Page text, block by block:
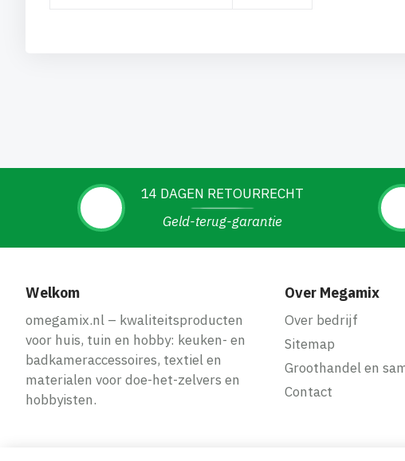
14 DAGEN RETOURRECHT
Geld-terug-garantie
Welkom
omegamix.nl – kwaliteitsproducten
voor huis, tuin en hobby: keuken- en
badkameraccessoires, textiel en
materialen voor doe-het-zelvers en
hobbyisten.
Over Megamix
Over bedrijf
Sitemap
Groothandel en
Contact